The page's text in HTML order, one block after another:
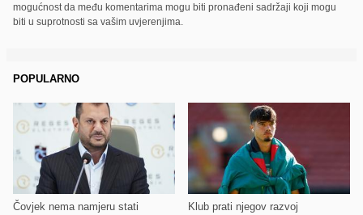
mogućnost da među komentarima mogu biti pronađeni sadržaji koji mogu
biti u suprotnosti sa vašim uvjerenjima.
POPULARNO
Čovjek nema namjeru stati Klub prati njegov razvoj